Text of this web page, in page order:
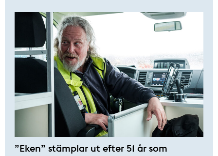
”Eken” stämplar ut efter 51 år som